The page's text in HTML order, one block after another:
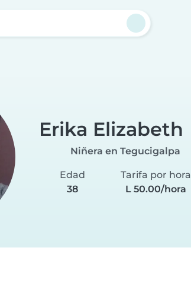
Erika Elizabeth
Niñera en Tegucigalpa
Edad
38
Tarifa por hora
L 50.00/hora